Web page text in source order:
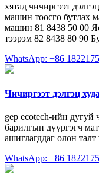
хятад чичиргээт
машин тоосго бутлах
машин 81 8438 50 00
тээрэм 82 8438 80 90
WhatsApp: +86
Чичиргээт дэлгэц
gep ecotech-ийн дугуй
барилгын дүүргэгч
ашиглагддаг олон
WhatsApp: +86